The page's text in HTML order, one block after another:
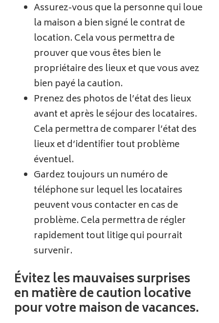
Assurez-vous que la personne qui loue
la maison a bien signé le contrat de
location. Cela vous permettra de
prouver que vous êtes bien le
propriétaire des lieux et que vous avez
bien payé la caution.
Prenez des photos de l’état des lieux
avant et après le séjour des locataires.
Cela permettra de comparer l’état des
lieux et d’identifier tout problème
éventuel.
Gardez toujours un numéro de
téléphone sur lequel les locataires
peuvent vous contacter en cas de
problème. Cela permettra de régler
rapidement tout litige qui pourrait
survenir.
Évitez les mauvaises surprises
en matière de caution locative
pour votre maison de vacances.